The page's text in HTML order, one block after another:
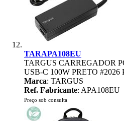
TARAPA108EU
TARGUS CARREGADOR
USB-C 100W PRETO #2026
Marca: TARGUS
Ref. Fabricante: APA108EU
Preço sob consulta